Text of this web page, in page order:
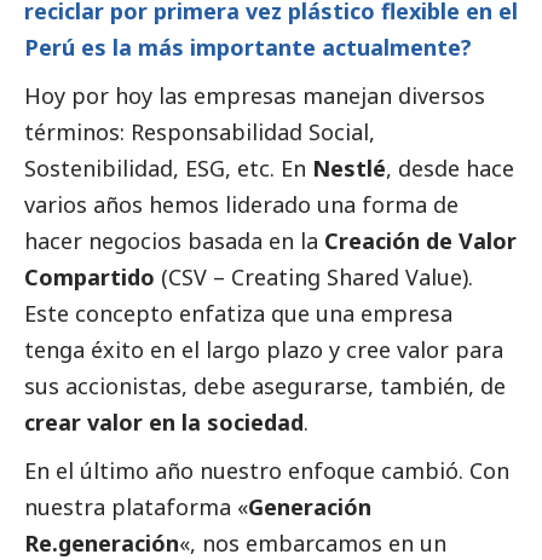
reciclar por primera vez plástico flexible en el
Perú es la más importante actualmente?
Hoy por hoy las empresas manejan diversos
términos: Responsabilidad Social,
Sostenibilidad, ESG, etc. En Nestlé, desde hace
varios años hemos liderado una forma de
hacer negocios basada en la Creación de Valor
Compartido (CSV – Creating Shared Value).
Este concepto enfatiza que una empresa
tenga éxito en el largo plazo y cree valor para
sus accionistas, debe asegurarse, también, de
crear valor en la sociedad.
En el último año nuestro enfoque cambió. Con
nuestra plataforma «Generación
Re.generación«, nos embarcamos en un